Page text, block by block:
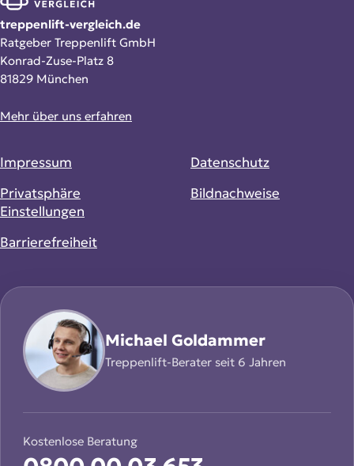
treppenlift-vergleich.de
Ratgeber Treppenlift GmbH
Konrad-Zuse-Platz 8
81829 München
Mehr über uns erfahren
Impressum
Datenschutz
Privatsphäre
Einstellungen
Bildnachweise
Barrierefreiheit
Michael Goldammer
Treppenlift-Berater seit 6 Jahren
Kostenlose Beratung